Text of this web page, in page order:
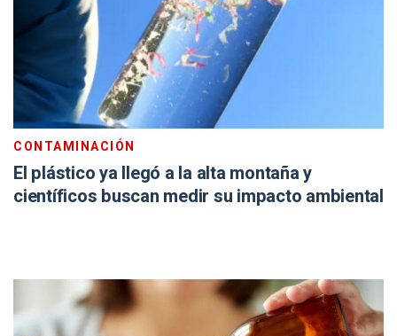
CONTAMINACIÓN
El plástico ya llegó a la alta montaña y
científicos buscan medir su impacto ambiental